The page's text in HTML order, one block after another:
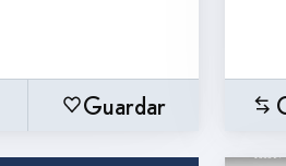
Guardar